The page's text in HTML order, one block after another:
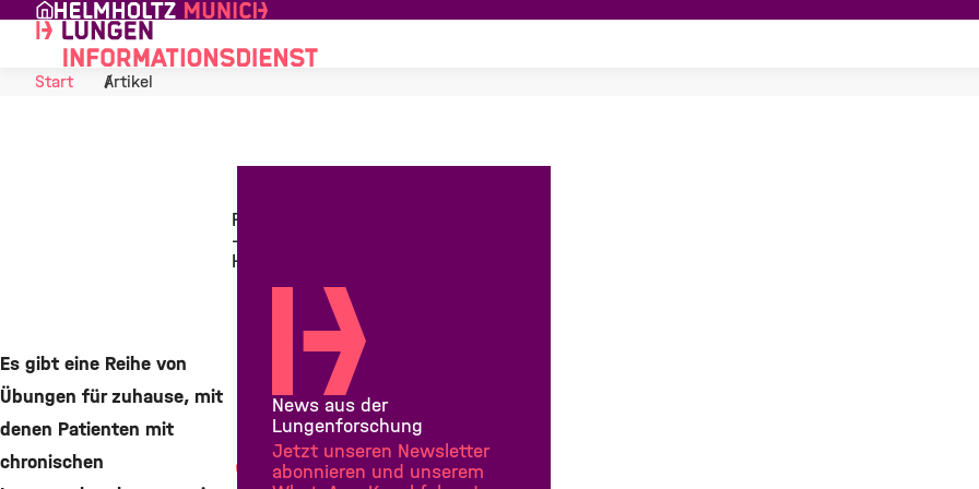
Skip to Content
Start
Artikel
Fit durch den Tag
- mit einfachen
Haushaltsgeräten
3. April 2014
Es gibt eine Reihe von
Übungen für zuhause, mit
denen Patienten mit
chronischen
Teilen
Teilen
Teilen
Mail
News aus der
Lungenforschung
Jetzt unseren Newsletter
abonnieren und unserem